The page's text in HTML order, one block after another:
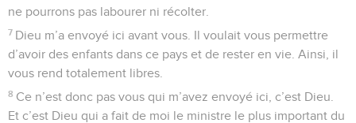
ne pourrons pas labourer ni récolter.
7 Dieu m’a envoyé ici avant vous. Il voulait vous permettre
d’avoir des enfants dans ce pays et de rester en vie. Ainsi, il
vous rend totalement libres.
8 Ce n’est donc pas vous qui m’avez envoyé ici, c’est Dieu.
Et c’est Dieu qui a fait de moi le ministre le plus important du